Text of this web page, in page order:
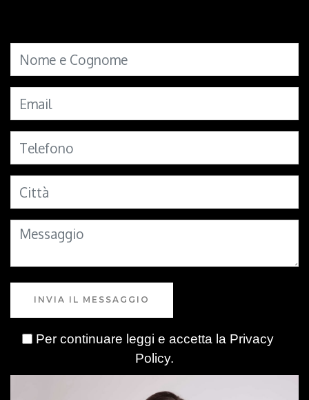
INVIA IL MESSAGGIO
Per continuare leggi e accetta la Privacy
Policy.